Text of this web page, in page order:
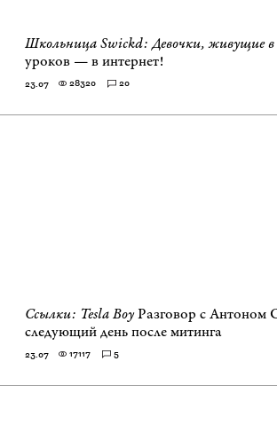
Школьница Swickd: Девочки, живущие
уроков — в интернет!
23.07 28320 20
Ссылки: Tesla BoyРазговор с Антоном
следующий день после митинга
23.07 17117 5